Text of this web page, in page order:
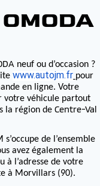
neuf ou d’occasion ?
www.autojm.fr pour
en ligne. Votre
votre véhicule partout
la région de Centre-Val
de l’ensemble
avez également la
à l’adresse de votre
à Morvillars (90).